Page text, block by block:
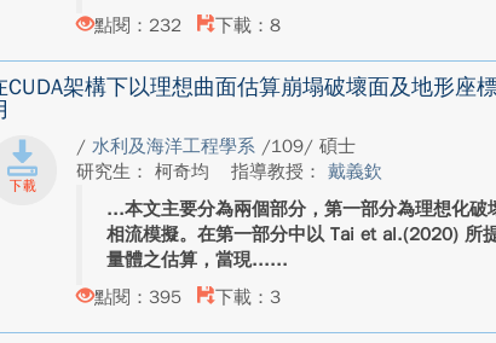
點閱：232
下載：8
CUDA架構下以理想曲面估算崩塌破壞面及地形座
/水利及海洋工程學系 /109/ 碩士
研究生： 柯奇均
指導教授：戴義欽
本文主要分為兩個部分，第一部分為理想化
相流模擬。在第一部分中以 Tai et al.(2020) 所
量體之估算，當現...
點閱：395
下載：3